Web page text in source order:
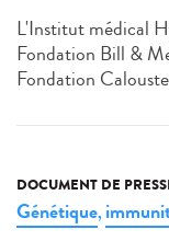
L'Institut médical
Fondation Bill &
Fondation
DOCUMENT DE
Génétique,